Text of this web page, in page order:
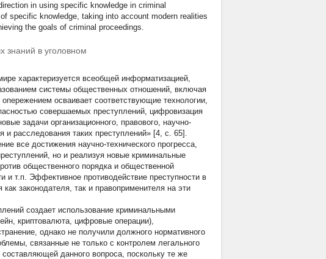
in using specific knowledge in criminal
specific knowledge, taking into account modern realities
the goals of criminal proceedings.
знаний в уголовном
характеризуется всеобщей информатизацией,
системы общественных отношений, включая
осваивает соответствующие технологии,
совершаемых преступлений, цифровизация
задачи организационного, правового, научно-
и расследования таких преступлений» [4, с. 65].
все достижения научно-технического прогресса,
но и реализуя новые криминальные
общественного порядка и общественной
и т.п. Эффективное противодействие преступности в
законодателя, так и правоприменителя на эти
создает использование криминальными
криптовалюта, цифровые операции),
однако не получили должного нормативного
связанные не только с контролем легального
данного вопроса, поскольку те же